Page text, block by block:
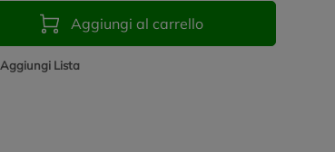
Aggiungi al carrello
Aggiungi Lista